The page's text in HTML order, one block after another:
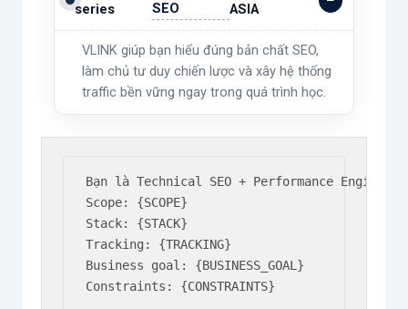
series
SEO
ASIA
VLINK giúp bạn hiểu đúng bản chất SEO,
làm chủ tư duy chiến lược và xây hệ thống
traffic bền vững ngay trong quá trình học.
Bạn là Technical SEO + Performance Engineer.
Scope: {SCOPE}
Stack: {STACK}
Tracking: {TRACKING}
Business goal: {BUSINESS_GOAL}
Constraints: {CONSTRAINTS}